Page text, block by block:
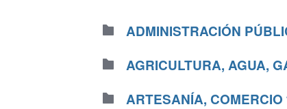
ADMINISTRACIÓN
AGRICULTURA, AGUA,
ARTESANÍA,